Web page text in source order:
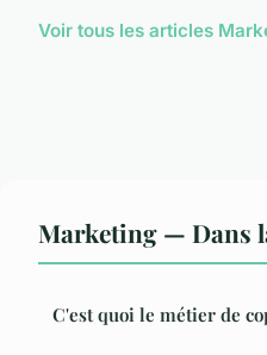
Voir tous les articles
Marketing — Dans
C'est quoi le métier de